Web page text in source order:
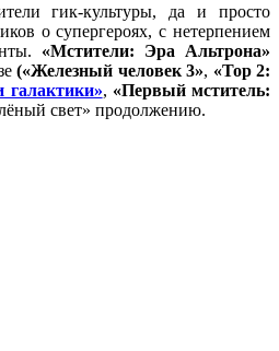
гик-культуры, да и просто
о супергероях, с нетерпением
«Мстители: Эра Альтрона»
(«Железный человек 3», «Тор 2:
галактики», «Первый мститель:
свет» продолжению.